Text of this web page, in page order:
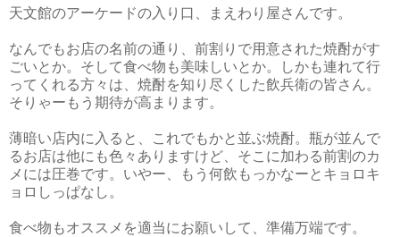
天文館のアーケードの入り口、まえわり屋さんです。
なんでもお店の名前の通り、前割りで用意された焼酎がす
ごいとか。そして食べ物も美味しいとか。しかも連れて行
ってくれる方々は、焼酎を知り尽くした飲兵衛の皆さん。
そりゃーもう期待が高まります。
薄暗い店内に入ると、これでもかと並ぶ焼酎。瓶が並んで
るお店は他にも色々ありますけど、そこに加わる前割のカ
メには圧巻です。いやー、もう何飲もっかなーとキョロキ
ョロしっぱなし。
食べ物もオススメを適当にお願いして、準備万端です。